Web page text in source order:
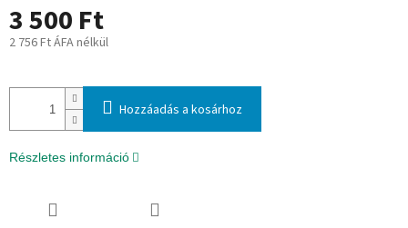
3 500 Ft
2 756 Ft ÁFA nélkül
Hozzáadás a kosárhoz
Részletes információ